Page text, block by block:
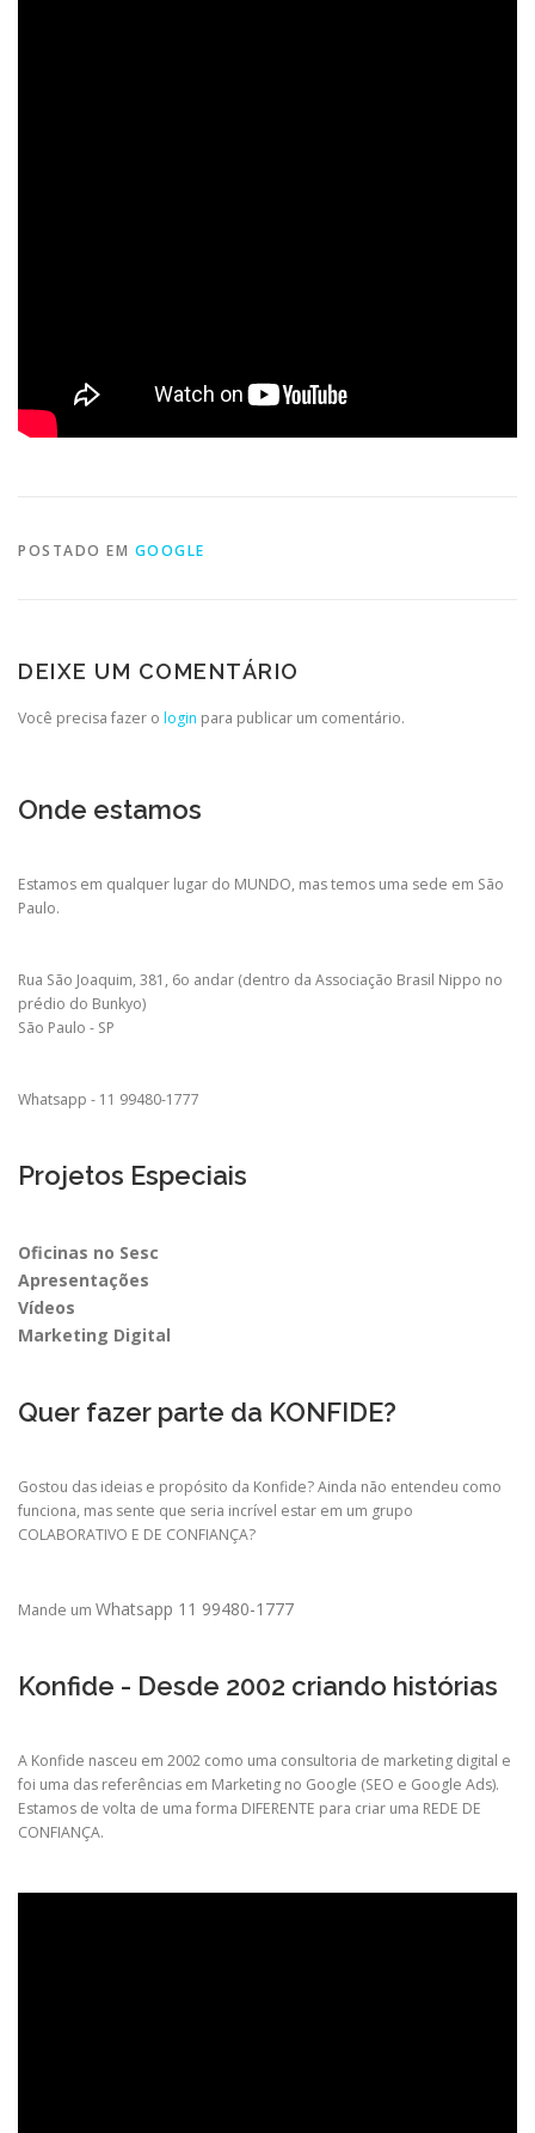
POSTADO EM GOOGLE
DEIXE UM COMENTÁRIO
Você precisa fazer o login para publicar um comentário.
Onde estamos
Estamos em qualquer lugar do MUNDO, mas temos uma sede em São
Paulo.
Rua São Joaquim, 381, 6o andar (dentro da Associação Brasil Nippo no
prédio do Bunkyo)
São Paulo - SP
Whatsapp - 11 99480-1777
Projetos Especiais
Oficinas no Sesc
Apresentações
Vídeos
Marketing Digital
Quer fazer parte da KONFIDE?
Gostou das ideias e propósito da Konfide? Ainda não entendeu como
funciona, mas sente que seria incrível estar em um grupo
COLABORATIVO E DE CONFIANÇA?
Mande um Whatsapp 11 99480-1777
Konfide - Desde 2002 criando histórias
A Konfide nasceu em 2002 como uma consultoria de marketing digital e
foi uma das referências em Marketing no Google (SEO e Google Ads).
Estamos de volta de uma forma DIFERENTE para criar uma REDE DE
CONFIANÇA.